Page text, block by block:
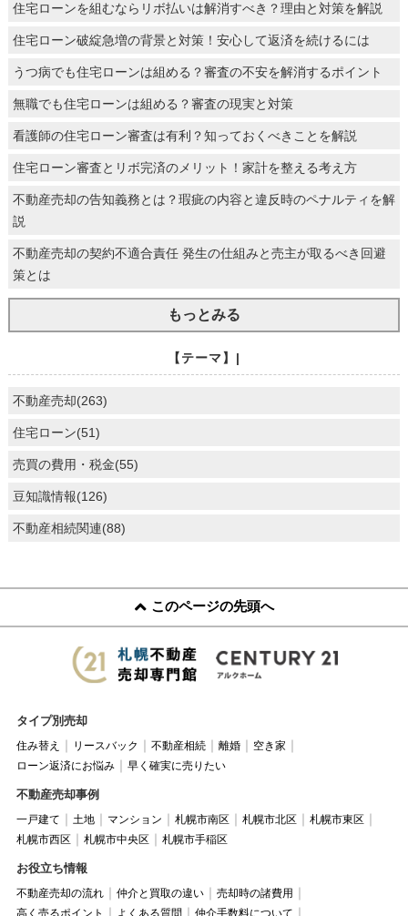
住宅ローンを組むならリボ払いは解消すべき？理由と対策を解説
住宅ローン破綻急増の背景と対策！安心して返済を続けるには
うつ病でも住宅ローンは組める？審査の不安を解消するポイント
無職でも住宅ローンは組める？審査の現実と対策
看護師の住宅ローン審査は有利？知っておくべきことを解説
住宅ローン審査とリボ完済のメリット！家計を整える考え方
不動産売却の告知義務とは？瑕疵の内容と違反時のペナルティを解
説
不動産売却の契約不適合責任 発生の仕組みと売主が取るべき回避
策とは
もっとみる
【テーマ】|
不動産売却(263)
住宅ローン(51)
売買の費用・税金(55)
豆知識情報(126)
不動産相続関連(88)
このページの先頭へ
タイプ別売却
住み替え リースバック 不動産相続 離婚
空き家
ローン返済にお悩み
早く確実に売りたい
不動産売却事例
一戸建て 土地 マンション 札幌市南区 札幌市北区
札幌市東区
札幌市西区
札幌市中央区 札幌市手稲区
お役立ち情報
不動産売却の流れ 仲介と買取の違い
売却時の諸費用
高く売るポイント
よくある質問 仲介手数料について